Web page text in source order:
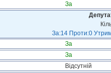
За
За:14 Проти:0
За
За
Відсутній